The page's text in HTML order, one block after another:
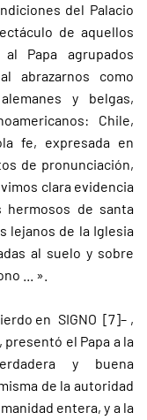
del Palacio
de aquellos
Papa agrupados
abrazarnos como
y belgas,
Chile,
fe, expresada en
de pronunciación,
clara evidencia
hermosos de santa
lejanos de la Iglesia
al suelo y sobre
... ».
en SIGNO [7]– ,
el Papa a la
y buena
de la autoridad
entera, y a la